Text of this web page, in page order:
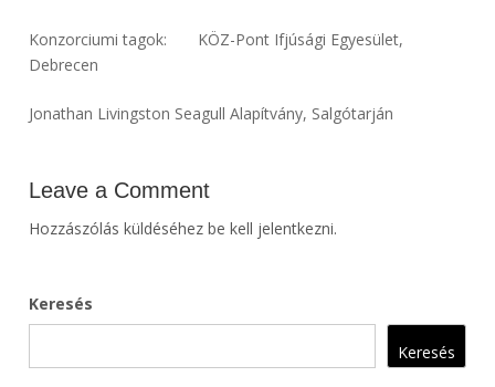
Konzorciumi tagok: KÖZ-Pont Ifjúsági Egyesület,
Debrecen
Jonathan Livingston Seagull Alapítvány, Salgótarján
Leave a Comment
Hozzászólás küldéséhezbe kell jelentkezni.
Keresés
Keresés